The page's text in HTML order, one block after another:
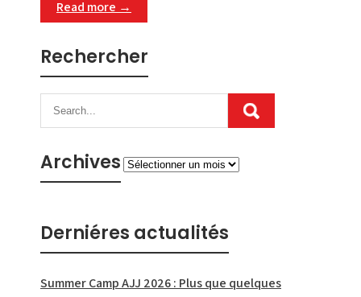
Read more →
Rechercher
ArchivesArchives
Derniéres actualités
Summer Camp AJJ 2026 : Plus que quelques